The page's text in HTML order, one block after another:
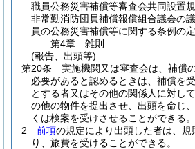
職員公務災害補償等審査会共同設置
非常勤消防団員補償報償組合議会の
員の公務災害補償等に関する条例の
第4章
雑則
(報告、出頭等)
第20条
実施機関又は審査会は、補償
必要があると認めるときは、補償を
とする者又はその他の関係人に対し
の他の物件を提出させ、出頭を命じ
くは検案を受けさせることができる。
2
前項の規定により出頭した者は、規
り、旅費を受けることができる。